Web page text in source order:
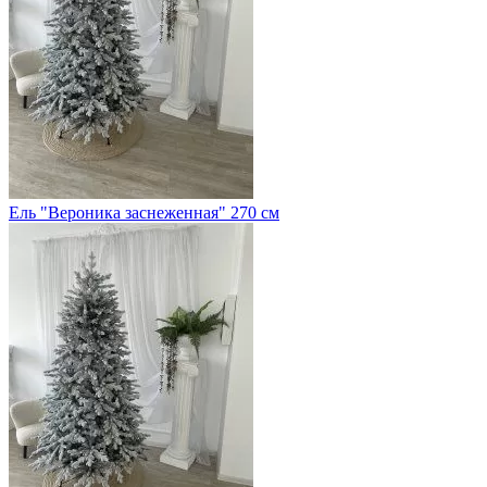
Ель "Вероника заснеженная" 270 см